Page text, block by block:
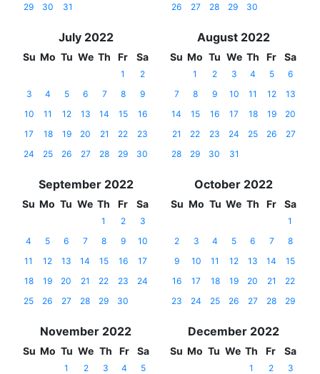
29
30 31
26
27 28 29 30
July 2022
Su Mo Tu We Th Fr Sa
1
2
3
4 5 6 7 8
9
10
11 12 13 14 15
16
17
18 19 20 21 22
23
24
25 26 27 28 29 30
August 2022
Su Mo Tu We Th Fr Sa
1 2 3 4 5
6
7
8 9 10 11 12
13
14
15 16 17 18 19
20
21
22 23 24 25 26
27
28
29 30 31
September 2022
Su Mo Tu We Th Fr Sa
1 2
3
4
5 6 7 8 9
10
11
12 13 14 15 16
17
18
19 20 21 22 23
24
25
26 27 28 29 30
October 2022
Su Mo Tu We Th Fr Sa
1
2
3 4 5 6 7
8
9
10 11 12 13 14
15
16
17 18 19 20 21
22
23
24 25 26 27 28 29
November 2022
Su Mo Tu We Th Fr Sa
1 2 3 4
5
December 2022
Su Mo Tu We Th Fr Sa
1 2
3